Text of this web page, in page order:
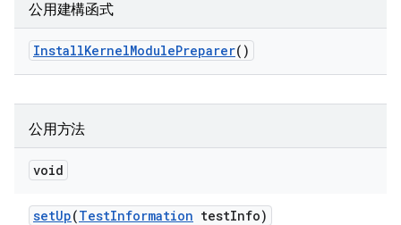
公用建構函式
InstallKernelModulePreparer()
公用方法
void
setUp(TestInformation testInfo)